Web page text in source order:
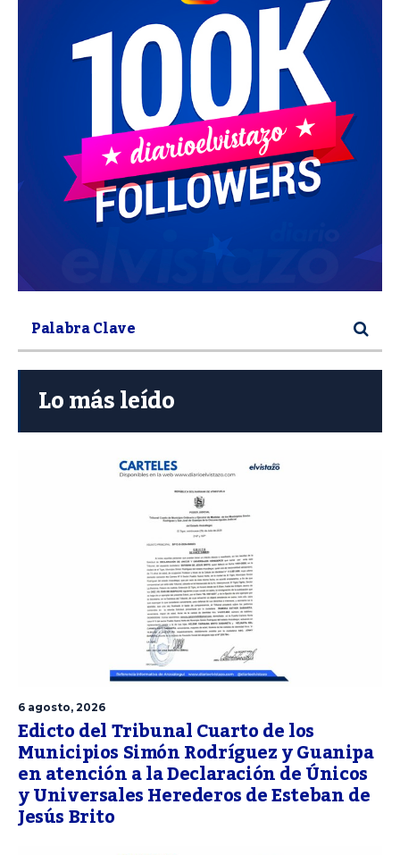
Lo más leído
6 agosto, 2026
Edicto del Tribunal Cuarto de los
Municipios Simón Rodríguez y Guanipa
en atención a la Declaración de Únicos
y Universales Herederos de Esteban de
Jesús Brito